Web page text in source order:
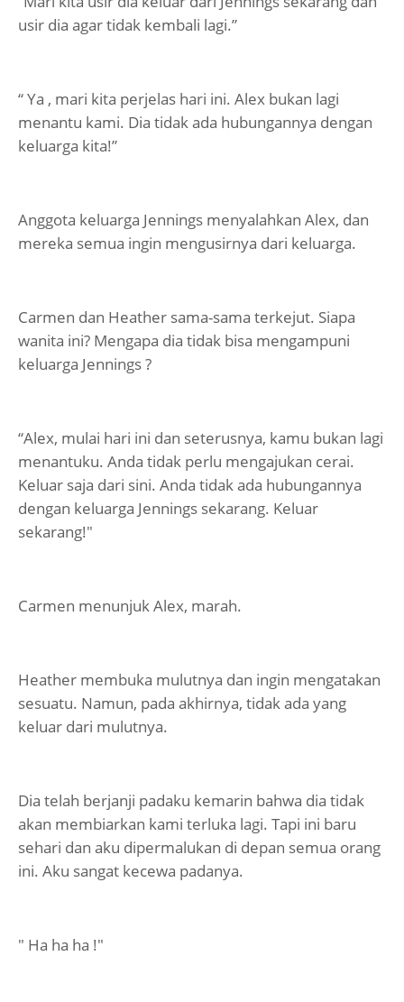
usir dia agar tidak kembali lagi.”
“ Ya , mari kita perjelas hari ini. Alex bukan lagi
menantu kami. Dia tidak ada hubungannya dengan
keluarga kita!”
Anggota keluarga Jennings menyalahkan Alex, dan
mereka semua ingin mengusirnya dari keluarga.
Carmen dan Heather sama-sama terkejut. Siapa
wanita ini? Mengapa dia tidak bisa mengampuni
keluarga Jennings ?
“Alex, mulai hari ini dan seterusnya, kamu bukan lagi
menantuku. Anda tidak perlu mengajukan cerai.
Keluar saja dari sini. Anda tidak ada hubungannya
dengan keluarga Jennings sekarang. Keluar
sekarang!"
Carmen menunjuk Alex, marah.
Heather membuka mulutnya dan ingin mengatakan
sesuatu. Namun, pada akhirnya, tidak ada yang
keluar dari mulutnya.
Dia telah berjanji padaku kemarin bahwa dia tidak
akan membiarkan kami terluka lagi. Tapi ini baru
sehari dan aku dipermalukan di depan semua orang
ini. Aku sangat kecewa padanya.
" Ha ha ha !"